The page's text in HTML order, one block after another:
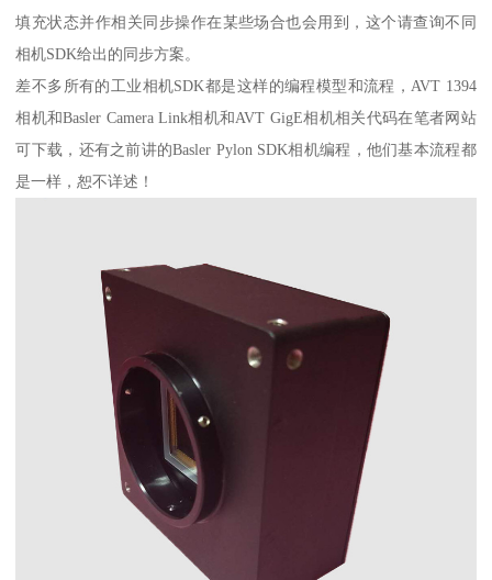
填充状态并作相关同步操作在某些场合也会用到，这个请查询不同
相机SDK给出的同步方案。
差不多所有的工业相机SDK都是这样的编程模型和流程，AVT 1394
相机和Basler Camera Link相机和AVT GigE相机相关代码在笔者网站
可下载，还有之前讲的Basler Pylon SDK相机编程，他们基本流程都
是一样，恕不详述！